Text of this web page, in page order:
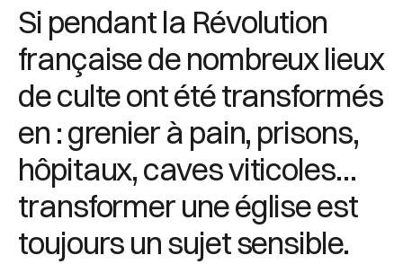
Si pendant la Révolution
française de nombreux lieux
de culte ont été transformés
en : grenier à pain, prisons,
hôpitaux, caves viticoles…
transformer une église est
toujours un sujet sensible.